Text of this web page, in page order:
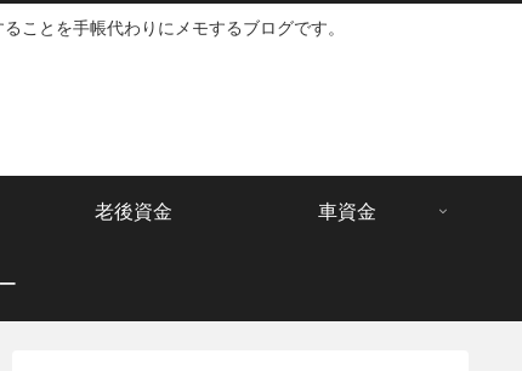
ことを手帳代わりにメモするブログです。
老後資金 車資金